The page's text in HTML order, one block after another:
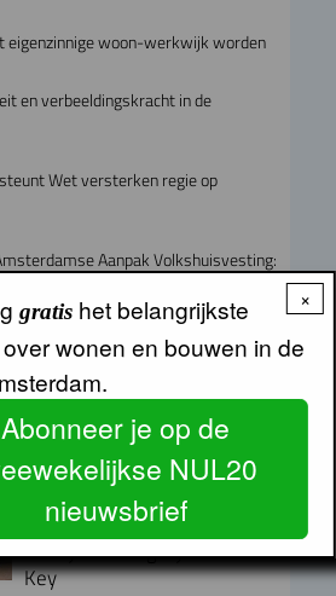
eigenzinnige woon-werkwijk worden
en verbeeldingskracht in de
Wet versterken regie op
Aanpak Volkshuisvesting:
NUL20 NIEUWS
Armand van de Laar per 1
september aangesteld als
secretaris-directeur MRA
Peter Kranenburg nieuwe
directeur Financiën en
Bedrijfsvoering bij Lieven de
Key
×
gratishet belangrijkste
wonen en bouwen in de
Abonneer je op de
NUL20
nieuwsbrief